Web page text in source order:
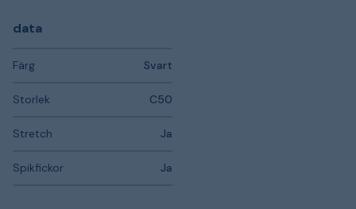
data
Färg Svart
Storlek C50
Stretch Ja
Spikfickor Ja